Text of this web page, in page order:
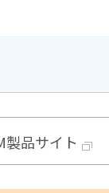
製品サイト